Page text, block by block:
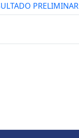
PRELIMINAR